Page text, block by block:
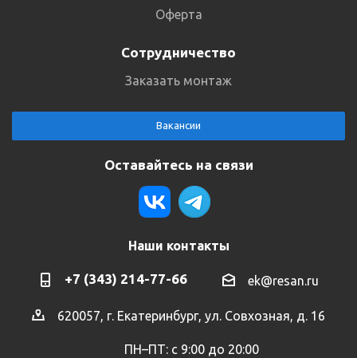
Оферта
Сотрудничество
Заказать монтаж
Вакансии
Оставайтесь на связи
Наши контакты
+7 (343) 214-77-66 ek@resan.ru
620057, г. Екатеринбург, ул. Совхозная, д. 16
ПН–ПТ: с 9:00 до 20:00